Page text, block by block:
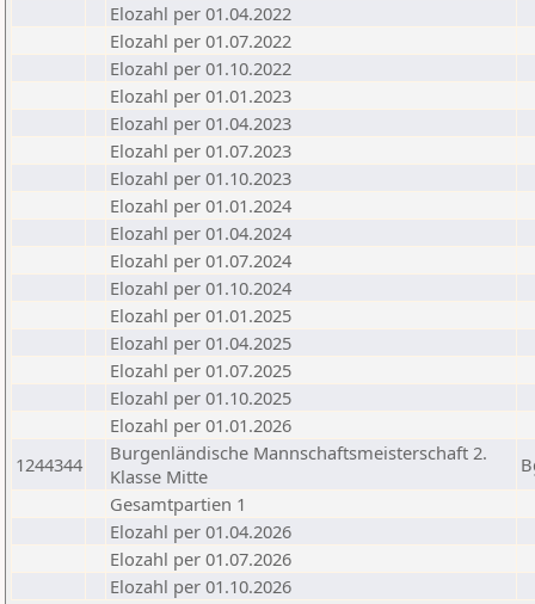
Elozahl per 01.04.2022
Elozahl per 01.07.2022
Elozahl per 01.10.2022
Elozahl per 01.01.2023
Elozahl per 01.04.2023
Elozahl per 01.07.2023
Elozahl per 01.10.2023
Elozahl per 01.01.2024
Elozahl per 01.04.2024
Elozahl per 01.07.2024
Elozahl per 01.10.2024
Elozahl per 01.01.2025
Elozahl per 01.04.2025
Elozahl per 01.07.2025
Elozahl per 01.10.2025
Elozahl per 01.01.2026
1244344
Burgenländische Mannschaftsmeisterschaft 2.
Klasse Mitte
Gesamtpartien 1
Elozahl per 01.04.2026
Elozahl per 01.07.2026
Elozahl per 01.10.2026